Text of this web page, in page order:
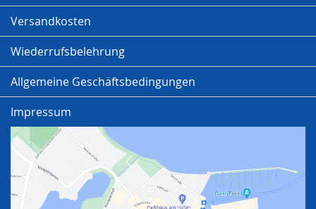
Versandkosten
Wiederrufsbelehrung
Allgemeine Geschäftsbedingungen
Impressum